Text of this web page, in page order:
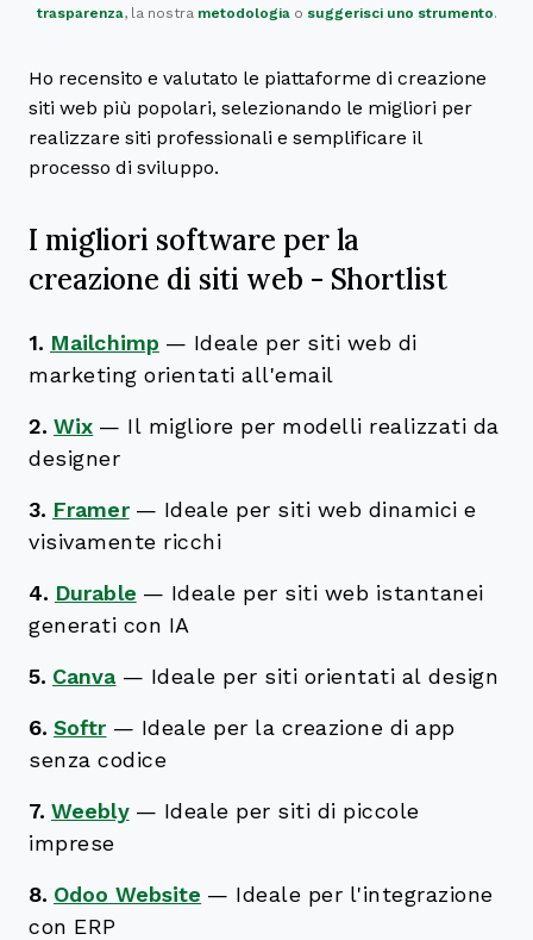
trasparenza, la nostra metodologiao suggerisci uno strumento.
Ho recensito e valutato le piattaforme di creazione
siti web più popolari, selezionando le migliori per
realizzare siti professionali e semplificare il
processo di sviluppo.
I migliori software per la
creazione di siti web - Shortlist
1. Mailchimp — Ideale per siti web di
marketing orientati all'email
2. Wix — Il migliore per modelli realizzati da
designer
3. Framer — Ideale per siti web dinamici e
visivamente ricchi
4. Durable — Ideale per siti web istantanei
generati con IA
5. Canva — Ideale per siti orientati al design
6. Softr — Ideale per la creazione di app
senza codice
7. Weebly — Ideale per siti di piccole
imprese
8. Odoo Website — Ideale per l'integrazione
con ERP